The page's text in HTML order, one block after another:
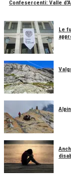
Confesercenti: Valle
Le